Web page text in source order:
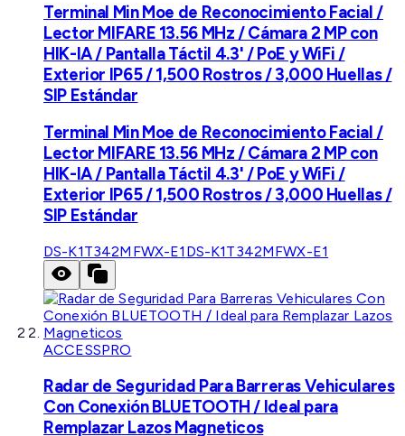
Terminal Min Moe de Reconocimiento Facial /
Lector MIFARE 13.56 MHz / Cámara 2 MP con
HIK-IA / Pantalla Táctil 4.3' / PoE y WiFi /
Exterior IP65 / 1,500 Rostros / 3,000 Huellas /
SIP Estándar
Terminal Min Moe de Reconocimiento Facial /
Lector MIFARE 13.56 MHz / Cámara 2 MP con
HIK-IA / Pantalla Táctil 4.3' / PoE y WiFi /
Exterior IP65 / 1,500 Rostros / 3,000 Huellas /
SIP Estándar
DS-K1T342MFWX-E1 DS-K1T342MFWX-E1
ACCESSPRO
Radar de Seguridad Para Barreras Vehiculares
Con Conexión BLUETOOTH / Ideal para
Remplazar Lazos Magneticos